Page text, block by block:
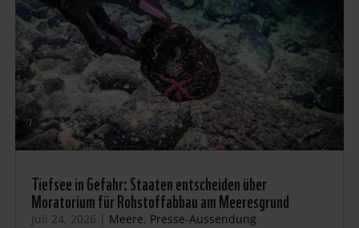
Tiefsee in Gefahr: Staaten entscheiden über
Moratorium für Rohstoffabbau am Meeresgrund
Juli 24, 2026 | Meere, Presse-Aussendung